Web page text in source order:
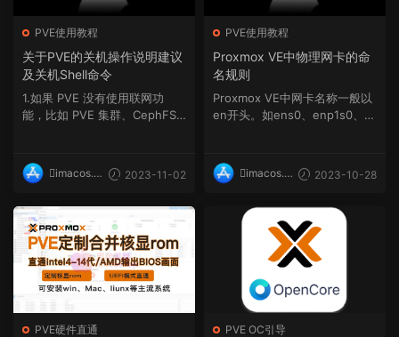
PVE使用教程
关于PVE的关机操作说明建议
及关机Shell命令
1.如果 PVE 没有使用联网功
能，比如 PVE 集群、CephFS
imacos.t
2023-11-02
PVE使用教程
Proxmox VE中物理网卡的命
名规则
Proxmox VE中网卡名称一般以
en开头。如ens0、enp1s0、e
imacos.t
2023-10-28
PVE硬件直通 PVE OC引导